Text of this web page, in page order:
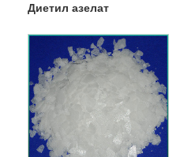
Диетил азелат